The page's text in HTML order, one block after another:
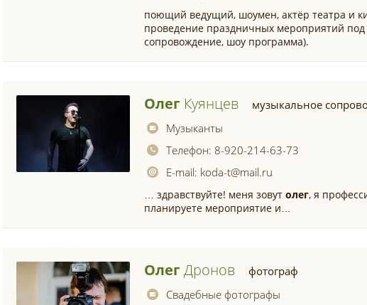
поющий ведущий, шоумен, актёр театра и
проведение праздничных мероприятий
сопровождение, шоу программа).
Олег Куянцев
музыкальное
Музыканты
Телефон: 8-920-214-63-73
E-mail: koda-t@mail.ru
… здравствуйте! меня зовутолег, я
планируете мероприятие и…
ОлегДронов
фотограф
Свадебные фотографы